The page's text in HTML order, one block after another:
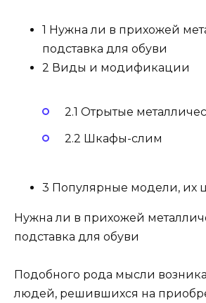
1 Нужна ли в прихожей
подставка для обуви
2 Виды и модификации
2.1 Отрытые
2.2 Шкафы-слим
3 Популярные модели, их
Нужна ли в прихожей
подставка для обуви
Подобного рода мысли
людей, решившихся на